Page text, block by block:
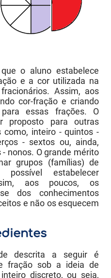
o aluno estabelece
e a cor utilizada na
Assim, aos
cor-fração e criando
essas frações. O
proposto para outras
inteiro - quintos -
- sextos ou, ainda,
nonos. O grande mérito
grupos (famílias) de
estabelecer
aos poucos, os
dos conhecimentos
e não os esquecem
descrita a seguir é
fração sob a ideia de
discreto, ou seja,